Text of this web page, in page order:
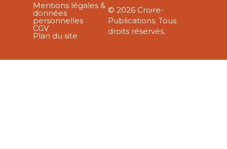
Mentions légales &
données
personnelles
CGV
Plan du site
© 2026 Croire-
Publications. Tous
droits réservés.